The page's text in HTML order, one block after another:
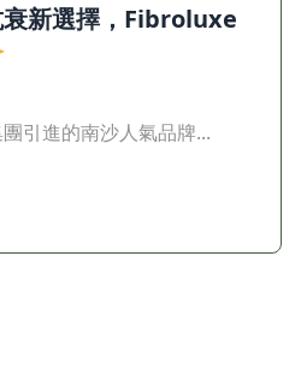
衰新選擇，Fibroluxe
引進的南沙人氣品牌...